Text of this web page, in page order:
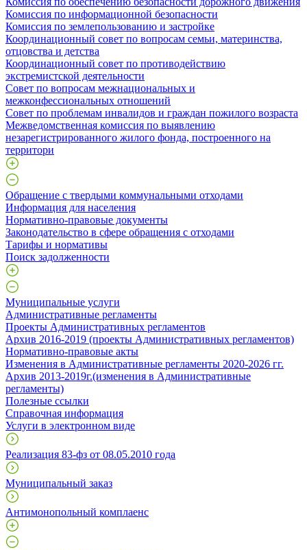
Комиссия по информационной безопасности
Комиссия по землепользованию и застройке
Координационный совет по вопросам семьи, материнства,
отцовства и детства
Координационный совет по противодействию
экстремистской деятельности
Совет по вопросам межнациональных и
межконфессиональных отношений
Совет по проблемам инвалидов и граждан пожилого возраста
Межведомственная комиссия по выявлению
незарегистрированного жилого фонда, построенного на
территори
Обращение с твердыми коммунальными отходами
Информация для населения
Нормативно-правовые документы
Законодательство в сфере обращения с отходами
Тарифы и нормативы
Поиск задолженности
Муниципальные услуги
Административные регламенты
Проекты Административных регламентов
Архив 2016-2019 (проекты Административных регламентов)
Нормативно-правовые акты
Изменения в Административные регламенты 2020-2026 гг.
Архив 2013-2019г.(изменения в Административные
регламенты)
Полезные ссылки
Справочная информация
Услуги в электронном виде
Реализация 83-фз от 08.05.2010 года
Муниципальный заказ
Антимонопольный комплаенс